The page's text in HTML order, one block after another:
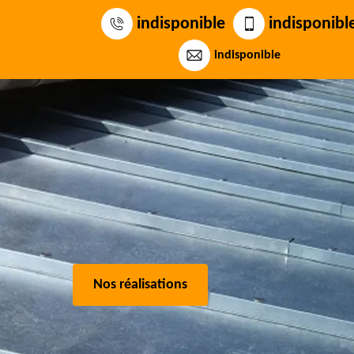
indisponible
indisponible
Nos réalisations